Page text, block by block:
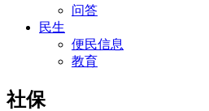
问答
民生
便民信息
教育
社保